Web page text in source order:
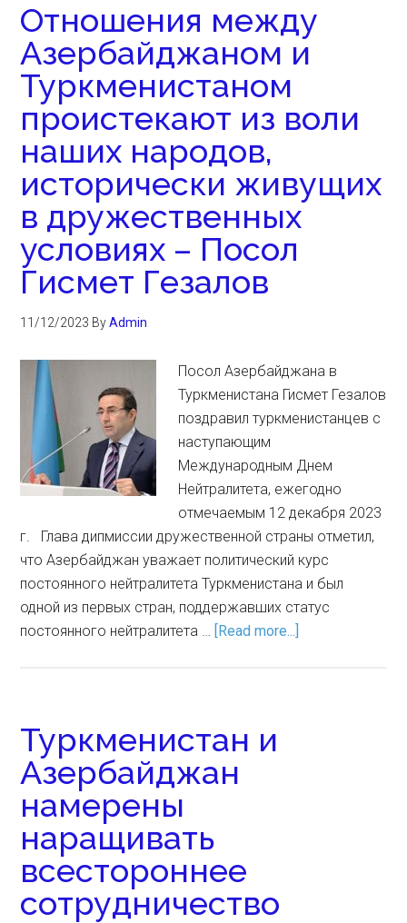
Отношения между
Азербайджаном и
Туркменистаном
проистекают из воли
наших народов,
исторически живущих
в дружественных
условиях – Посол
Гисмет Гезалов
11/12/2023 ByAdmin
Посол Азербайджана в
Туркменистана Гисмет Гезалов
поздравил туркменистанцев с
наступающим
Международным Днем
Нейтралитета, ежегодно
отмечаемым 12 декабря 2023
г. Глава дипмиссии дружественной страны отметил,
что Азербайджан уважает политический курс
постоянного нейтралитета Туркменистана и был
одной из первых стран, поддержавших статус
постоянного нейтралитета … [Read more...]
Туркменистан и
Азербайджан
намерены
наращивать
всестороннее
сотрудничество